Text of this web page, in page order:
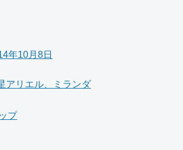
年10月8日
アリエル、ミランダ
プ